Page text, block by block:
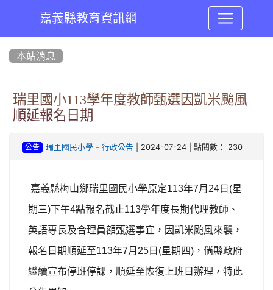
嘉義縣教育資訊網
本站消息
瑞里國小113學年度教師甄選因凱米颱風
順延報名日期
公告 瑞里國民小學- 行政公告 | 2024-07-24 | 點閱數： 230
嘉義縣梅山鄉瑞里國民小學原定113年7月 24日 (星
期三)下午4點報名截止113學年度長期代理教師、
英語專長及合理員額甄選事宜，因凱米颱風來襲，
報名日期順延至113年7月 25日 (星期四) ，倘縣政府
繼續宣布停班停課，順延至恢復上班日辦理，特此